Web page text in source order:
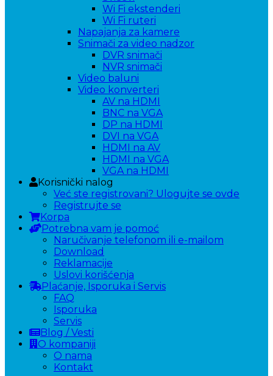
Wi Fi ekstenderi
Wi Fi ruteri
Napajanja za kamere
Snimači za video nadzor
DVR snimači
NVR snimači
Video baluni
Video konverteri
AV na HDMI
BNC na VGA
DP na HDMI
DVI na VGA
HDMI na AV
HDMI na VGA
VGA na HDMI
Korisnički nalog
Već ste registrovani? Ulogujte se ovde
Registrujte se
Korpa
Potrebna vam je pomoć
Naručivanje telefonom ili e-mailom
Download
Reklamacije
Uslovi korišćenja
Plaćanje, Isporuka i Servis
FAQ
Isporuka
Servis
Blog / Vesti
O kompaniji
O nama
Kontakt